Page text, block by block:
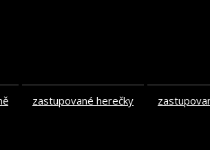
zastupované herečky